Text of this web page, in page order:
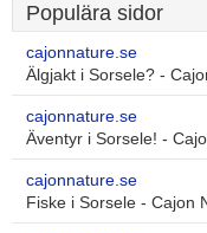
Populära sidor
cajonnature.se
Älgjakt i Sorsele? -
cajonnature.se
Äventyr i Sorsele! -
cajonnature.se
Fiske i Sorsele - Cajon